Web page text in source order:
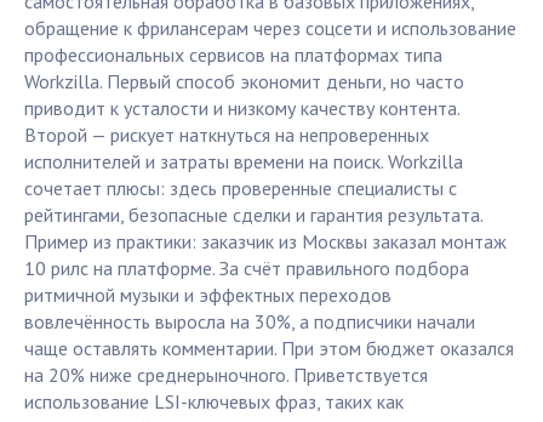
обращение к фрилансерам через соцсети и использование
профессиональных сервисов на платформах типа
Workzilla. Первый способ экономит деньги, но часто
приводит к усталости и низкому качеству контента.
Второй — рискует наткнуться на непроверенных
исполнителей и затраты времени на поиск. Workzilla
сочетает плюсы: здесь проверенные специалисты с
рейтингами, безопасные сделки и гарантия результата.
Пример из практики: заказчик из Москвы заказал монтаж
10 рилс на платформе. За счёт правильного подбора
ритмичной музыки и эффектных переходов
вовлечённость выросла на 30%, а подписчики начали
чаще оставлять комментарии. При этом бюджет оказался
на 20% ниже среднерыночного. Приветствуется
использование LSI-ключевых фраз, таких как